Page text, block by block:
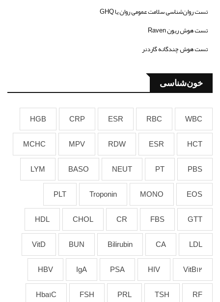
تست روان‌شناسی سلامت عمومی روان یا GHQ
تست هوش ریون Raven
تست هوش چندگانه گاردنر
خون‌شناسی
WBC
RBC
ESR
CRP
HGB
HCT
ESR
RDW
MPV
MCHC
PBS
PT
NEUT
BASO
LYM
EOS
MONO
Troponin
PLT
GTT
FBS
CR
CHOL
HDL
LDL
CA
Bilirubin
BUN
VitD
VitB12
HIV
PSA
IgA
HBV
RF
TSH
PRL
FSH
Hba1C